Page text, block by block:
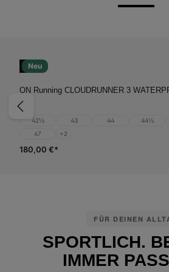
Neu
ON Running CLOUDRUNNER 3
42½ 43 44 44½
47
+2
180,00 €*
FÜR DEINEN
SPORTLICH.
IMMER